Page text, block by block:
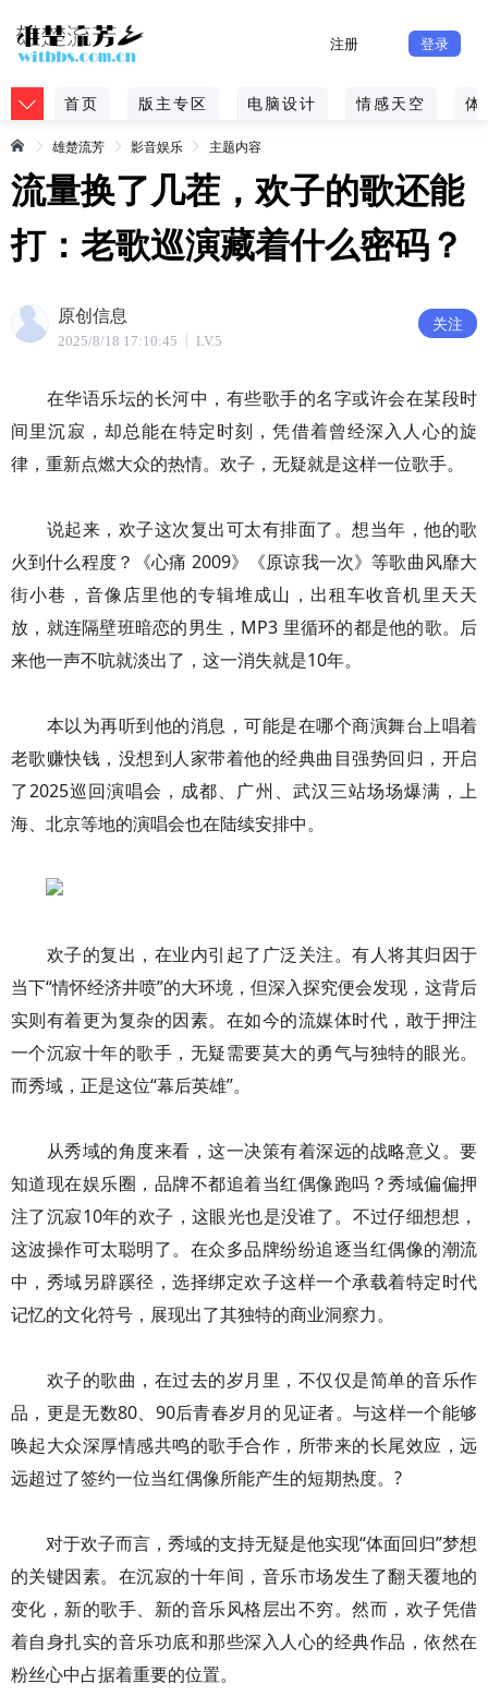
注册 登录
首页 版主专区 电脑设计 情感天空 体
雄楚流芳 影音娱乐 主题内容
流量换了几茬，欢子的歌还能
打：老歌巡演藏着什么密码？
原创信息
2025/8/18 17:10:45 LV.5
关注
在华语乐坛的长河中，有些歌手的名字或许会在某段时
间里沉寂，却总能在特定时刻，凭借着曾经深入人心的旋
律，重新点燃大众的热情。欢子，无疑就是这样一位歌手。
说起来，欢子这次复出可太有排面了。想当年，他的歌
火到什么程度？《心痛 2009》《原谅我一次》等歌曲风靡大
街小巷，音像店里他的专辑堆成山，出租车收音机里天天
放，就连隔壁班暗恋的男生，MP3 里循环的都是他的歌。后
来他一声不吭就淡出了，这一消失就是10年。
本以为再听到他的消息，可能是在哪个商演舞台上唱着
老歌赚快钱，没想到人家带着他的经典曲目强势回归，开启
了2025巡回演唱会，成都、广州、武汉三站场场爆满，上
海、北京等地的演唱会也在陆续安排中。
欢子的复出，在业内引起了广泛关注。有人将其归因于
当下“情怀经济井喷”的大环境，但深入探究便会发现，这背后
实则有着更为复杂的因素。在如今的流媒体时代，敢于押注
一个沉寂十年的歌手，无疑需要莫大的勇气与独特的眼光。
而秀域，正是这位“幕后英雄”。
从秀域的角度来看，这一决策有着深远的战略意义。要
知道现在娱乐圈，品牌不都追着当红偶像跑吗？秀域偏偏押
注了沉寂10年的欢子，这眼光也是没谁了。不过仔细想想，
这波操作可太聪明了。在众多品牌纷纷追逐当红偶像的潮流
中，秀域另辟蹊径，选择绑定欢子这样一个承载着特定时代
记忆的文化符号，展现出了其独特的商业洞察力。
欢子的歌曲，在过去的岁月里，不仅仅是简单的音乐作
品，更是无数80、90后青春岁月的见证者。与这样一个能够
唤起大众深厚情感共鸣的歌手合作，所带来的长尾效应，远
远超过了签约一位当红偶像所能产生的短期热度。?
对于欢子而言，秀域的支持无疑是他实现“体面回归”梦想
的关键因素。在沉寂的十年间，音乐市场发生了翻天覆地的
变化，新的歌手、新的音乐风格层出不穷。然而，欢子凭借
着自身扎实的音乐功底和那些深入人心的经典作品，依然在
粉丝心中占据着重要的位置。